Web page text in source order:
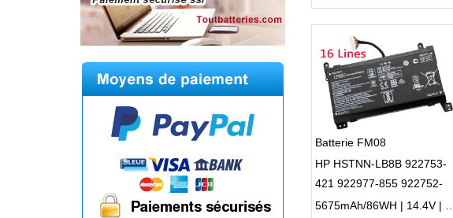
Batterie FM08
HP HSTNN-LB8B 922753-
421 922977-855 922752-
421 TPN-Q195